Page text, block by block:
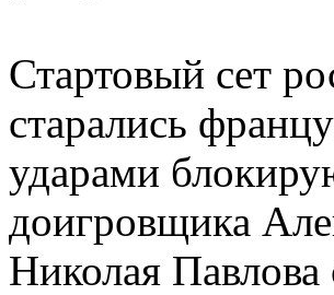
Стартовый сет
старались
ударами
доигровщика
Николая